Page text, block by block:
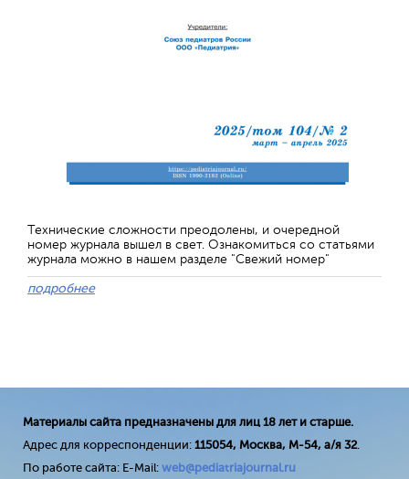
Технические сложности преодолены, и очередной
номер журнала вышел в свет. Ознакомиться со статьями
журнала можно в нашем разделе "Свежий номер"
подробнее
Материалы сайта предназначены для лиц 18 лет и старше.
Адрес для корреспонденции: 115054, Москва, М-54, а/я 32.
По работе сайта: E-Mail: web@pediatriajournal.ru